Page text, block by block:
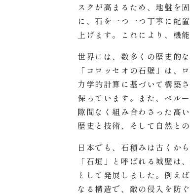
スクが高まるため、地盤を
に、石を一つ一つ丁寧に配
上げます。これにより、機
世界には、数多くの歴史的
「コロッセオの石壁」は、
力学的計算に基づいて構築
保っています。また、ペル
隙間なく組み合わさった高
歴史と技術、そして自然と
日本でも、石積みは古くか
「石垣」と呼ばれる城壁は
として発展しました。例え
なる構造で、敵の侵入を防